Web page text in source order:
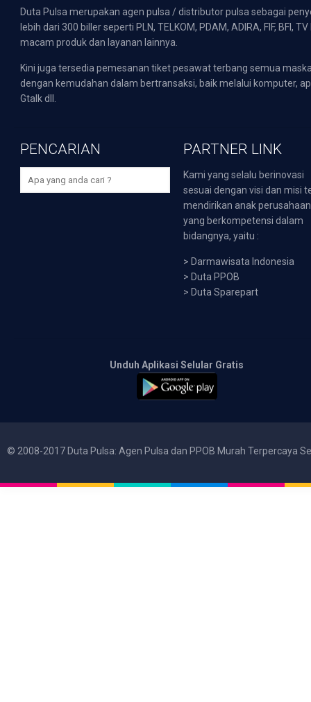
Duta Pulsa merupakan agen pulsa / distributor pulsa sebagai
lebih dari 300 biller seperti PLN, TELKOM, PDAM, ADIRA, FIF,
macam produk dan layanan lainnya.
Kini juga tersedia pemesanan tiket pesawat terbang semua
dengan kemudahan dalam bertransaksi, baik melalui komputer,
Gtalk dll.
PENCARIAN PARTNER LINK
Kami yang selalu berinovasi
sesuai dengan visi dan misi
mendirikan anak perusahaan
yang berkompetensi dalam
bidangnya, yaitu :
> Darmawisata Indonesia
> Duta PPOB
> Duta Sparepart
Unduh Aplikasi Selular Gratis
© 2008-2017 Duta Pulsa: Agen Pulsa dan PPOB Murah Terpercaya